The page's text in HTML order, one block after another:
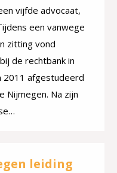
vijfde advocaat,
een vanwege
zitting vond
de rechtbank in
2011 afgestudeerd
Nijmegen. Na zijn
leiding